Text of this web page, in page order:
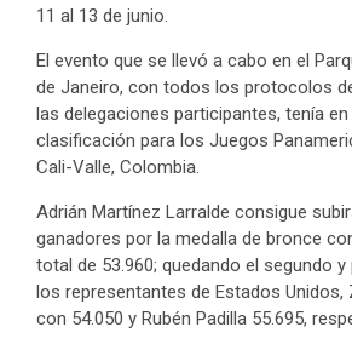
11 al 13 de junio.
El evento que se llevó a cabo en el
de Janeiro, con todos los protocolos
las delegaciones participantes, tenía
clasificación para los Juegos
Cali-Valle, Colombia.
Adrián Martínez Larralde consigue
ganadores por la medalla de bronce
total de 53.960; quedando el segundo
los representantes de Estados Unidos,
con 54.050 y Rubén Padilla 55.695,